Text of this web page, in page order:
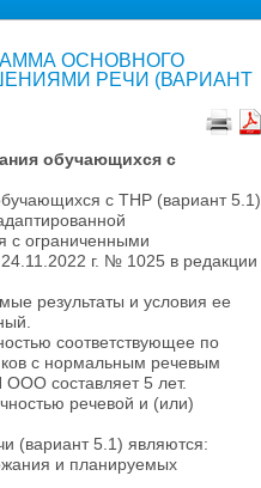
ОСНОВНОГО
РЕЧИ (ВАРИАНТ
обучающихся с
с ТНР (вариант 5.1)
с ограниченными
г. № 1025 в редакции
результаты и условия ее
соответствующее по
с нормальным речевым
составляет 5 лет.
речевой и (или)
(вариант 5.1) являются:
и планируемых